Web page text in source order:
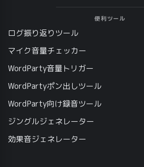
便利ツール
ログ振り返りツール
マイク音量チェッカー
WordParty音量トリガー
WordPartyポン出しツール
WordParty向け録音ツール
ジングルジェネレーター
効果音ジェネレーター